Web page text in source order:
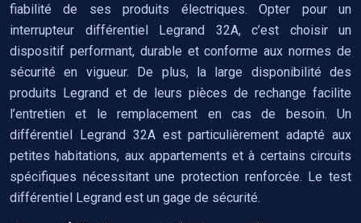
fiabilité de ses produits électriques. Opter pour un
interrupteur différentiel Legrand 32A, c’est choisir un
dispositif performant, durable et conforme aux normes de
sécurité en vigueur. De plus, la large disponibilité des
produits Legrand et de leurs pièces de rechange facilite
l’entretien et le remplacement en cas de besoin. Un
différentiel Legrand 32A est particulièrement adapté aux
petites habitations, aux appartements et à certains circuits
spécifiques nécessitant une protection renforcée. Le test
différentiel Legrand est un gage de sécurité.